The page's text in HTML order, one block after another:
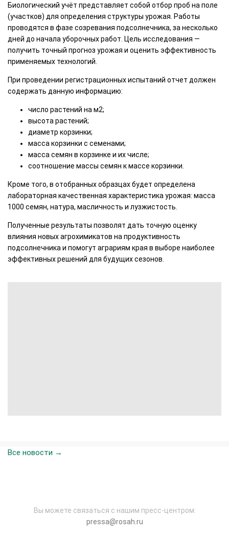
Биологический учёт представляет собой отбор проб на поле
(участков) для определения структуры урожая. Работы
проводятся в фазе созревания подсолнечника, за несколько
дней до начала уборочных работ. Цель исследования —
получить точный прогноз урожая и оценить эффективность
применяемых технологий.
При проведении регистрационных испытаний отчет должен
содержать данную информацию:
число растений на м2;
высота растений;
диаметр корзинки;
масса корзинки с семенами;
масса семян в корзинке и их числе;
соотношение массы семян к массе корзинки.
Кроме того, в отобранных образцах будет определена
лабораторная качественная характеристика урожая: масса
1000 семян, натура, масличность и лузжистость.
Полученные результаты позволят дать точную оценку
влияния новых агрохимикатов на продуктивность
подсолнечника и помогут аграриям края в выборе наиболее
эффективных решений для будущих сезонов.
Все новости →
Вы можете связаться с нашим пресс-центром:
pressa@rosah.ru